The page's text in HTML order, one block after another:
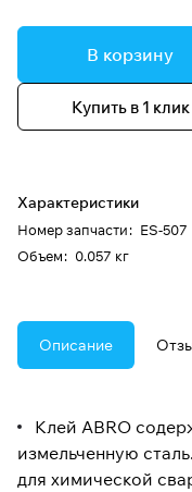
В корзину
Купить в 1 клик
Характеристики
Номер запчасти: ES-507
Oбъем: 0.057 кг
Описание
Клей ABRO
измельченную
для химической